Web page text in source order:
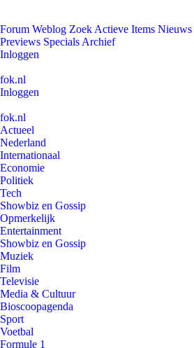
Forum Weblog Zoek Actieve Items Nieuws
Previews Specials Archief
Inloggen
fok.nl
Inloggen
fok.nl
Actueel
Nederland
Internationaal
Economie
Politiek
Tech
Showbiz en Gossip
Opmerkelijk
Entertainment
Showbiz en Gossip
Muziek
Film
Televisie
Media & Cultuur
Bioscoopagenda
Sport
Voetbal
Formule 1